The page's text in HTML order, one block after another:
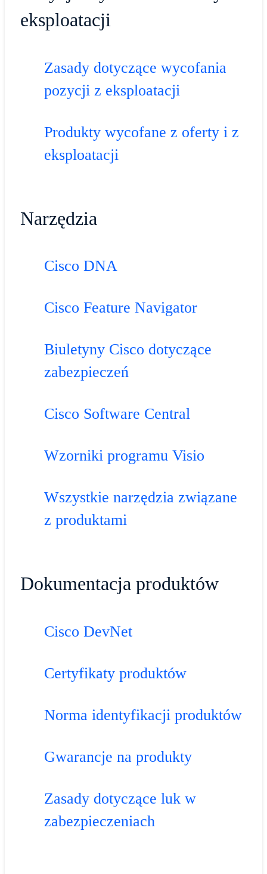
eksploatacji
Zasady dotyczące wycofania
pozycji z eksploatacji
Produkty wycofane z oferty i z
eksploatacji
Narzędzia
Cisco DNA
Cisco Feature Navigator
Biuletyny Cisco dotyczące
zabezpieczeń
Cisco Software Central
Wzorniki programu Visio
Wszystkie narzędzia związane
z produktami
Dokumentacja produktów
Cisco DevNet
Certyfikaty produktów
Norma identyfikacji produktów
Gwarancje na produkty
Zasady dotyczące luk w
zabezpieczeniach